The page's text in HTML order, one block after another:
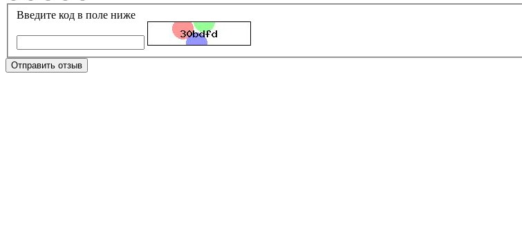
Введите код в поле ниже
Отправить отзыв